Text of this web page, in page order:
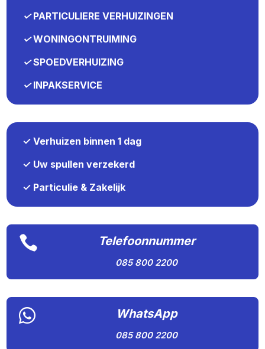
✓PARTICULIERE VERHUIZINGEN
✓WONINGONTRUIMING
✓SPOEDVERHUIZING
✓INPAKSERVICE
✓ Verhuizen binnen 1 dag
✓ Uw spullen verzekerd
✓ Particulie & Zakelijk
 Telefoonnummer
085 800 2200
 WhatsApp
085 800 2200